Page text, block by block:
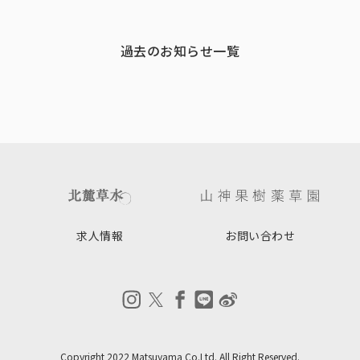
過去のお知らせ一覧
求人情報 お問い合わせ
Copyright 2022 Matsuyama Co.Ltd. All Right Reserved.